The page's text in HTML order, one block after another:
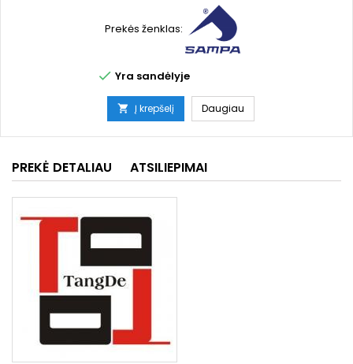
Prekės ženklas:
 Yra sandėlyje
 Į krepšelį Daugiau
PREKĖ DETALIAU ATSILIEPIMAI